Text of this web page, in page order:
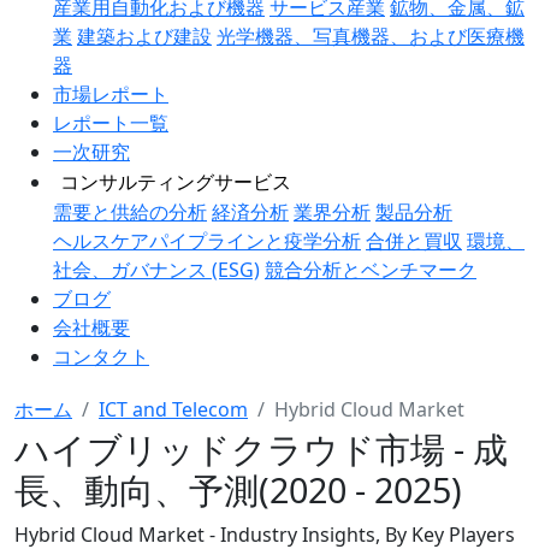
産業用自動化および機器 サービス産業 鉱物、金属、鉱
業 建築および建設 光学機器、写真機器、および医療機
器
市場レポート
レポート一覧
一次研究
コンサルティングサービス
需要と供給の分析経済分析業界分析製品分析
ヘルスケアパイプラインと疫学分析合併と買収 環境、
社会、ガバナンス (ESG)競合分析とベンチマーク
ブログ
会社概要
コンタクト
ホーム ICT and Telecom Hybrid Cloud Market
ハイブリッドクラウド市場 - 成
長、動向、予測(2020 - 2025)
Hybrid Cloud Market - Industry Insights, By Key Players